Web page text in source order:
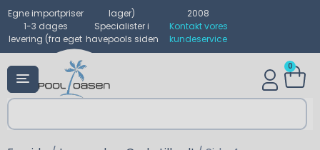
Egne importpriser
1-3 dages
levering (fra eget
lager)
Specialister i
havepools siden
2008
Kontakt vores
kundeservice
0